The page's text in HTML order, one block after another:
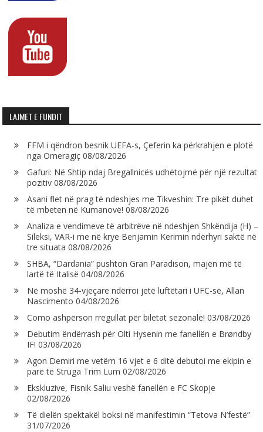
LAJMET E FUNDIT
FFM i qëndron besnik UEFA-s, Çeferin ka përkrahjen e plotë
nga Omeragiç 08/08/2026
Gafuri: Në Shtip ndaj Bregallnicës udhëtojmë për një rezultat
pozitiv 08/08/2026
Asani flet në prag të ndeshjes me Tikveshin: Tre pikët duhet
të mbeten në Kumanovë! 08/08/2026
Analiza e vendimeve të arbitrëve në ndeshjen Shkëndija (H) –
Sileksi, VAR-i me në krye Benjamin Kerimin ndërhyri saktë në
tre situata 08/08/2026
SHBA, “Dardania” pushton Gran Paradison, majën më të
lartë të Italisë 04/08/2026
Në moshë 34-vjeçare ndërroi jetë luftëtari i UFC-së, Allan
Nascimento 04/08/2026
Como ashpërson rregullat për biletat sezonale! 03/08/2026
Debutim ëndërrash për Olti Hysenin me fanellën e Brøndby
IF! 03/08/2026
Agon Demiri me vetëm 16 vjet e 6 ditë debutoi me ekipin e
parë të Struga Trim Lum 02/08/2026
Ekskluzive, Fisnik Saliu veshë fanellën e FC Skopje
02/08/2026
Të dielën spektakël boksi në manifestimin “Tetova N’festë”
31/07/2026